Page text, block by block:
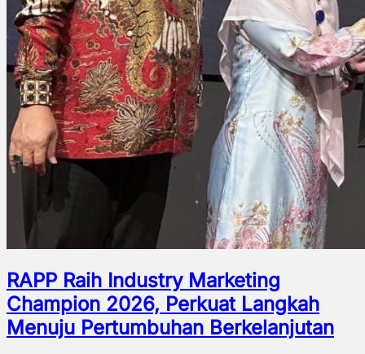
RAPP Raih Industry Marketing
Champion 2026, Perkuat Langkah
Menuju Pertumbuhan Berkelanjutan